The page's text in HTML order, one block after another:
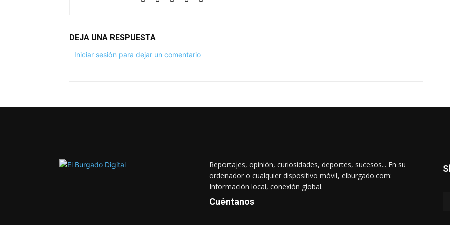
DEJA UNA RESPUESTA
Iniciar sesión para dejar un comentario
Reportajes, opinión, curiosidades, deportes, sucesos... En su
ordenador o cualquier dispositivo móvil, elburgado.com:
Información local, conexión global.
Cuéntanos